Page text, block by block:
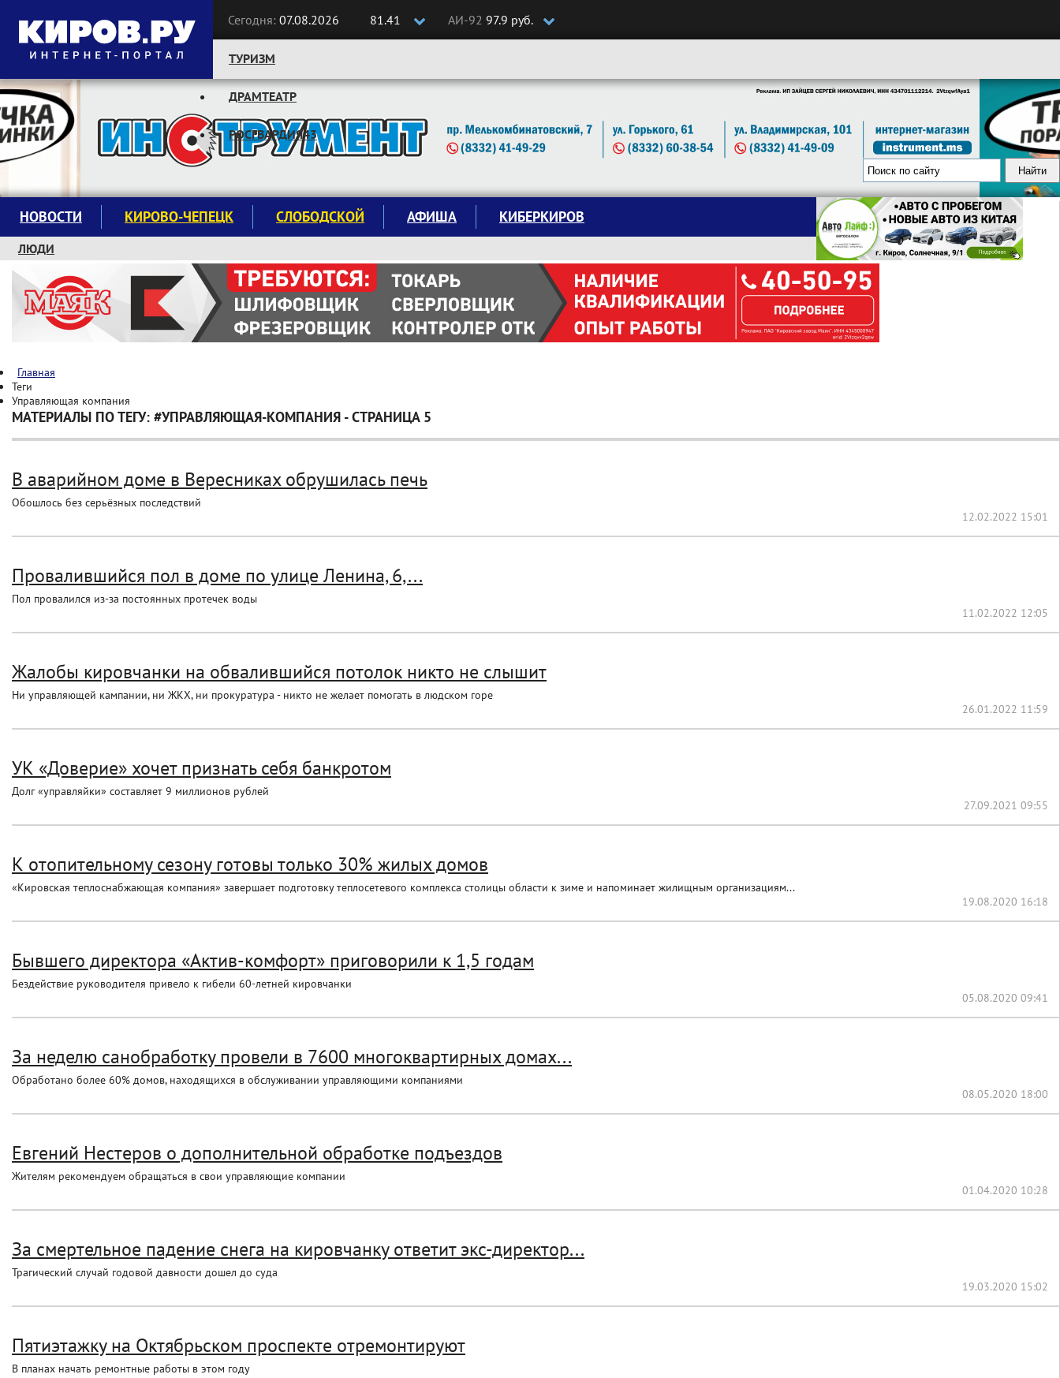
Сегодня: 07.08.2026 81.41 АИ-92 97.9 руб.
Следите за новостями:
ТУРИЗМ
ДРАМТЕАТР
РОСГВАРДИЯ43
НОВОСТИ КИРОВО-ЧЕПЕЦК СЛОБОДСКОЙ АФИША КИБЕРКИРОВ
ЛЮДИ
КРУЖКИ И СЕКЦИИ
ЗАВОДУ "МАЯК" 85 ЛЕТ
ЭКОЛОГИЯ
Главная
Теги
Управляющая компания
МАТЕРИАЛЫ ПО ТЕГУ: #УПРАВЛЯЮЩАЯ-КОМПАНИЯ - СТРАНИЦА 5
В аварийном доме в Вересниках обрушилась печь
Обошлось без серьёзных последствий
12.02.2022 15:01
Провалившийся пол в доме по улице Ленина, 6,...
Пол провалился из-за постоянных протечек воды
11.02.2022 12:05
Жалобы кировчанки на обвалившийся потолок никто не слышит
Ни управляющей кампании, ни ЖКХ, ни прокуратура - никто не желает помогать в людском горе
26.01.2022 11:59
УК «Доверие» хочет признать себя банкротом
Долг «управляйки» составляет 9 миллионов рублей
27.09.2021 09:55
К отопительному сезону готовы только 30% жилых домов
«Кировская теплоснабжающая компания» завершает подготовку теплосетевого комплекса столицы области к зиме и напоминает жилищным организациям...
19.08.2020 16:18
Бывшего директора «Актив-комфорт» приговорили к 1,5 годам
Бездействие руководителя привело к гибели 60-летней кировчанки
05.08.2020 09:41
За неделю санобработку провели в 7600 многоквартирных домах...
Обработано более 60% домов, находящихся в обслуживании управляющими компаниями
08.05.2020 18:00
Евгений Нестеров о дополнительной обработке подъездов
Жителям рекомендуем обращаться в свои управляющие компании
01.04.2020 10:28
За смертельное падение снега на кировчанку ответит экс-директор...
Трагический случай годовой давности дошел до суда
19.03.2020 15:02
Пятиэтажку на Октябрьском проспекте отремонтируют
В планах начать ремонтные работы в этом году